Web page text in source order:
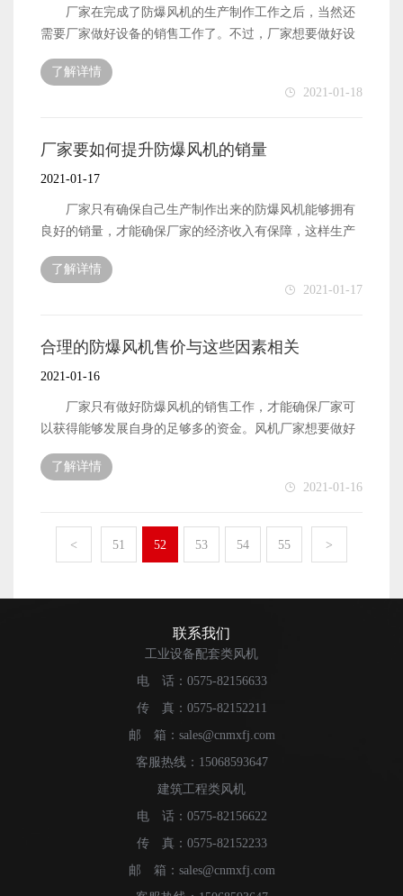
材料的采购工作做好了，确保原材料是优质良好的，那么
也就能够确保厂家生产出来的风机可以获得比较不错的性
需要厂家做好原材料的采购工作之外，还有便是需要厂家
做好自身的生产技术提升工作了。厂家自身所掌握的生产
确保生产制作出来的风机是拥有良好性能的。 以上便
是防爆风机的生产厂家想要做好风机设备的性能保障工
作，需要做好的相关工作内容了。
厂家在完成了防爆风机的生产制作工作之后，当然还
需要厂家做好设备的销售工作了。不过，厂家想要做好设
备的销售工作，也不是非常简单的事儿，因为有很多因素
对风机设备自身的销量会有影响。厂家想要做好风机设备
的销售工作，就需要对这些因素有了解，并需要做好相关
对于防爆风机的生产出售厂家来说，自己生产的风机能够
标客户”认识了解。客户在进行具体的选择工作时，都是会
更加倾向于选择自己有了解的产品的，所以厂家能够将风
机设备的知名度提升起来，也就能够将产品的销量提升起
的“目标客户”对风机设备有了解之外，还有便是风机设备
的市场口碑也可以被提升起来。风机设备的市场口碑好了
厂家生产的风机了，也就能够将风机设备的销量提升起来
了。 以上便是拥有较高知名度对防爆风机能够拥有更
好销量，能够更好进行销售工作的原因介绍了。
了解详情
2021-01-18
厂家要如何提升防爆风机的销量
2021-01-17
厂家只有确保自己生产制作出来的防爆风机能够拥有
良好的销量，才能确保厂家的经济收入有保障，这样生产
风机的厂家也就能够拥有比较好的发展了。稳定的经济收
入是生产厂家提升发展速度的关键因素。所以，生产制作
风机设备的厂家也就会比较关注如何才能提升风机的销量
起来呢?下面本文就来简单地介绍一下。 厂家想要自
设备自身的质量保障工作的。不管是什么产品，用户都是
希望自己能够购买到优质的产品的。所以，厂家就需要做
好风机的生产制作工作，确保自己生产出来的风机能够拥
爆风机，除了需要厂家做好风机的质量保障工作之外，还
有便是需要厂家为自己生产的产品树立一个良好的品牌形
作，才能让风机拥有较高的知名度，可以快速地提升风机
了解详情
2021-01-17
合理的防爆风机售价与这些因素相关
2021-01-16
厂家只有做好防爆风机的销售工作，才能确保厂家可
以获得能够发展自身的足够多的资金。风机厂家想要做好
产品设备的销售工作，除了需要确保设备的质量性能之
外，还有便是需要厂家做好风机的出售价格制定工作了。
合理的出售价格才能让风机拥有更好的销量，才能让厂家
机的售格都与哪些因素有关呢?下面本文就来简单地介绍一
下。 防爆风机想要拥有一个合理的售格，首先便是与
的成本越高，那么设备的出售价格也需要制定得比较高才
可以，这样才能降低设备被销售出去之后出现亏本的现象
的概率。合理的产品售价，便是需要产品的生产厂家能够
个合理的售格，除了与产品自身的生产制作成本有关之
外，还有便是与产品的宣传推广工作的成本有关系的。产
品能够拥有良好的销量，是需要拥有不错的品牌形象与较
高的知名度的。而厂家需要做好宣传推广工作，才能确保
因此，宣传产品的经济费用也需要计算在产品的出售价格
之中。 以上便是与防爆风机的售格有关系的一些影响
了解详情
2021-01-16
< 51 52 53 54 55 >
联系我们
工业设备配套类风机
电 话：0575-82156633
传 真：0575-82152211
邮 箱：sales@cnmxfj.com
客服热线：15068593647
建筑工程类风机
电 话：0575-82156622
传 真：0575-82152233
邮 箱：sales@cnmxfj.com